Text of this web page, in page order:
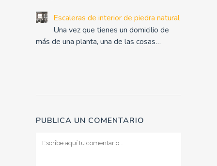
Escaleras de interior de piedra natural
Una vez que tienes un domicilio de
más de una planta, una de las cosas…
PUBLICA UN COMENTARIO